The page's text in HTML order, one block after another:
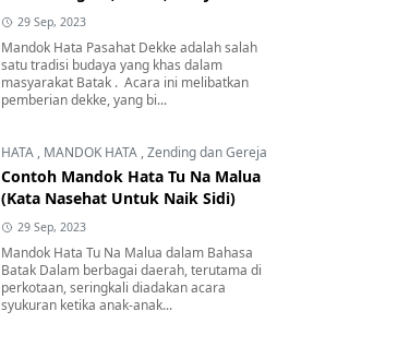
29 Sep, 2023
Mandok Hata Pasahat Dekke adalah salah
satu tradisi budaya yang khas dalam
masyarakat Batak . Acara ini melibatkan
pemberian dekke, yang bi...
HATA , MANDOK HATA ,Zending dan Gereja
Contoh Mandok Hata Tu Na Malua
(Kata Nasehat Untuk Naik Sidi)
29 Sep, 2023
Mandok Hata Tu Na Malua dalam Bahasa
Batak Dalam berbagai daerah, terutama di
perkotaan, seringkali diadakan acara
syukuran ketika anak-anak...